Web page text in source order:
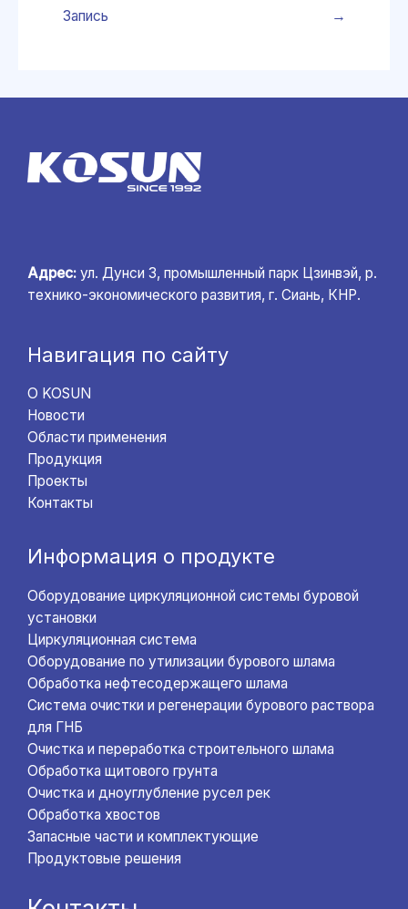
Запись
→
Адрес: ул. Дунси 3, промышленный парк Цзинвэй, р.
технико-экономического развития, г. Сиань, КНР.
Навигация по сайту
О KOSUN
Новости
Области применения
Продукция
Проекты
Контакты
Информация о продукте
Оборудование циркуляционной системы буровой
установки
Циркуляционная система
Оборудование по утилизации бурового шлама
Обработка нефтесодержащего шлама
Система очистки и регенерации бурового раствора
для ГНБ
Очистка и переработка строительного шлама
Обработка щитового грунта
Очистка и дноуглубление русел рек
Обработка хвостов
Запасные части и комплектующие
Продуктовые решения